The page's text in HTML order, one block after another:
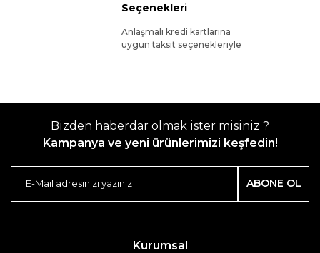
Seçenekleri
Anlaşmalı kredi kartlarına
uygun taksit seçenekleriyle
Bizden haberdar olmak ister misiniz ?
Kampanya ve yeni ürünlerimizi keşfedin!
ABONE OL
Kurumsal